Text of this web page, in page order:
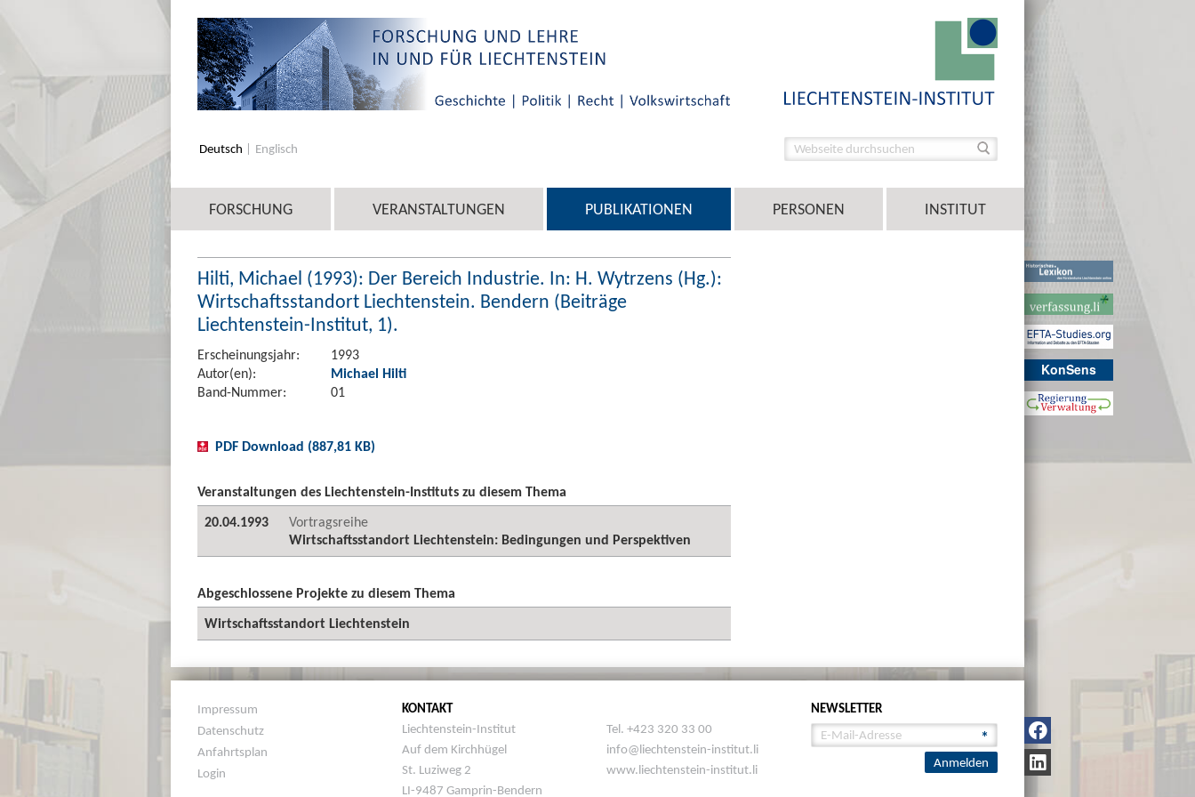
KonSens
Deutsch Englisch
FORSCHUNG VERANSTALTUNGEN PUBLIKATIONEN PERSONEN INSTITUT
Hilti, Michael (1993): Der Bereich Industrie. In: H. Wytrzens (Hg.):
Wirtschaftsstandort Liechtenstein. Bendern (Beiträge
Liechtenstein-Institut, 1).
Erscheinungsjahr:
1993
Autor(en):
Michael Hilti
Band-Nummer:
01
PDF Download (887,81 KB)
Veranstaltungen des Liechtenstein-Instituts zu diesem Thema
20.04.1993
Vortragsreihe
Wirtschaftsstandort Liechtenstein: Bedingungen und Perspektiven
Abgeschlossene Projekte zu diesem Thema
Wirtschaftsstandort Liechtenstein
Impressum
Datenschutz
Anfahrtsplan
Login
KONTAKT
Liechtenstein-Institut
Auf dem Kirchhügel
St. Luziweg 2
LI-9487 Gamprin-Bendern
Tel. +423 320 33 00
info@liechtenstein-institut.li
www.liechtenstein-institut.li
NEWSLETTER